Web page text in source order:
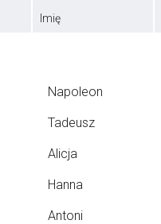
Imię
Napoleon
Tadeusz
Alicja
Hanna
Antoni